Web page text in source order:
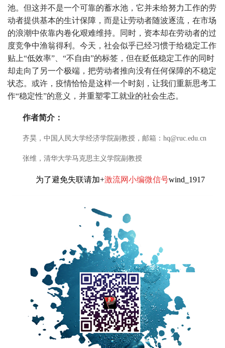
池。但这并不是一个可靠的蓄水池，它并未给努力工作的劳
动者提供基本的生计保障，而是让劳动者随波逐流，在市场
的浪潮中依靠内卷化艰难维持。同时，资本却在劳动者的过
度竞争中渔翁得利。今天，社会似乎已经习惯于给稳定工作
贴上“低效率”、“不自由”的标签，但在贬低稳定工作的同时
却走向了另一个极端，把劳动者推向没有任何保障的不稳定
状态。或许，疫情恰恰是这样一个时刻，让我们重新思考工
作“稳定性”的意义，并重塑零工就业的社会生态。
作者简介：
齐昊，中国人民大学经济学院副教授，邮箱：hq@ruc.edu.cn
张维，清华大学马克思主义学院副教授
为了避免失联请加+激流网小编微信号wind_1917